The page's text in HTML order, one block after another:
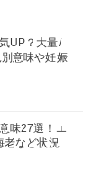
UP？大量/
意味や妊娠
味27選！エ
老など状況